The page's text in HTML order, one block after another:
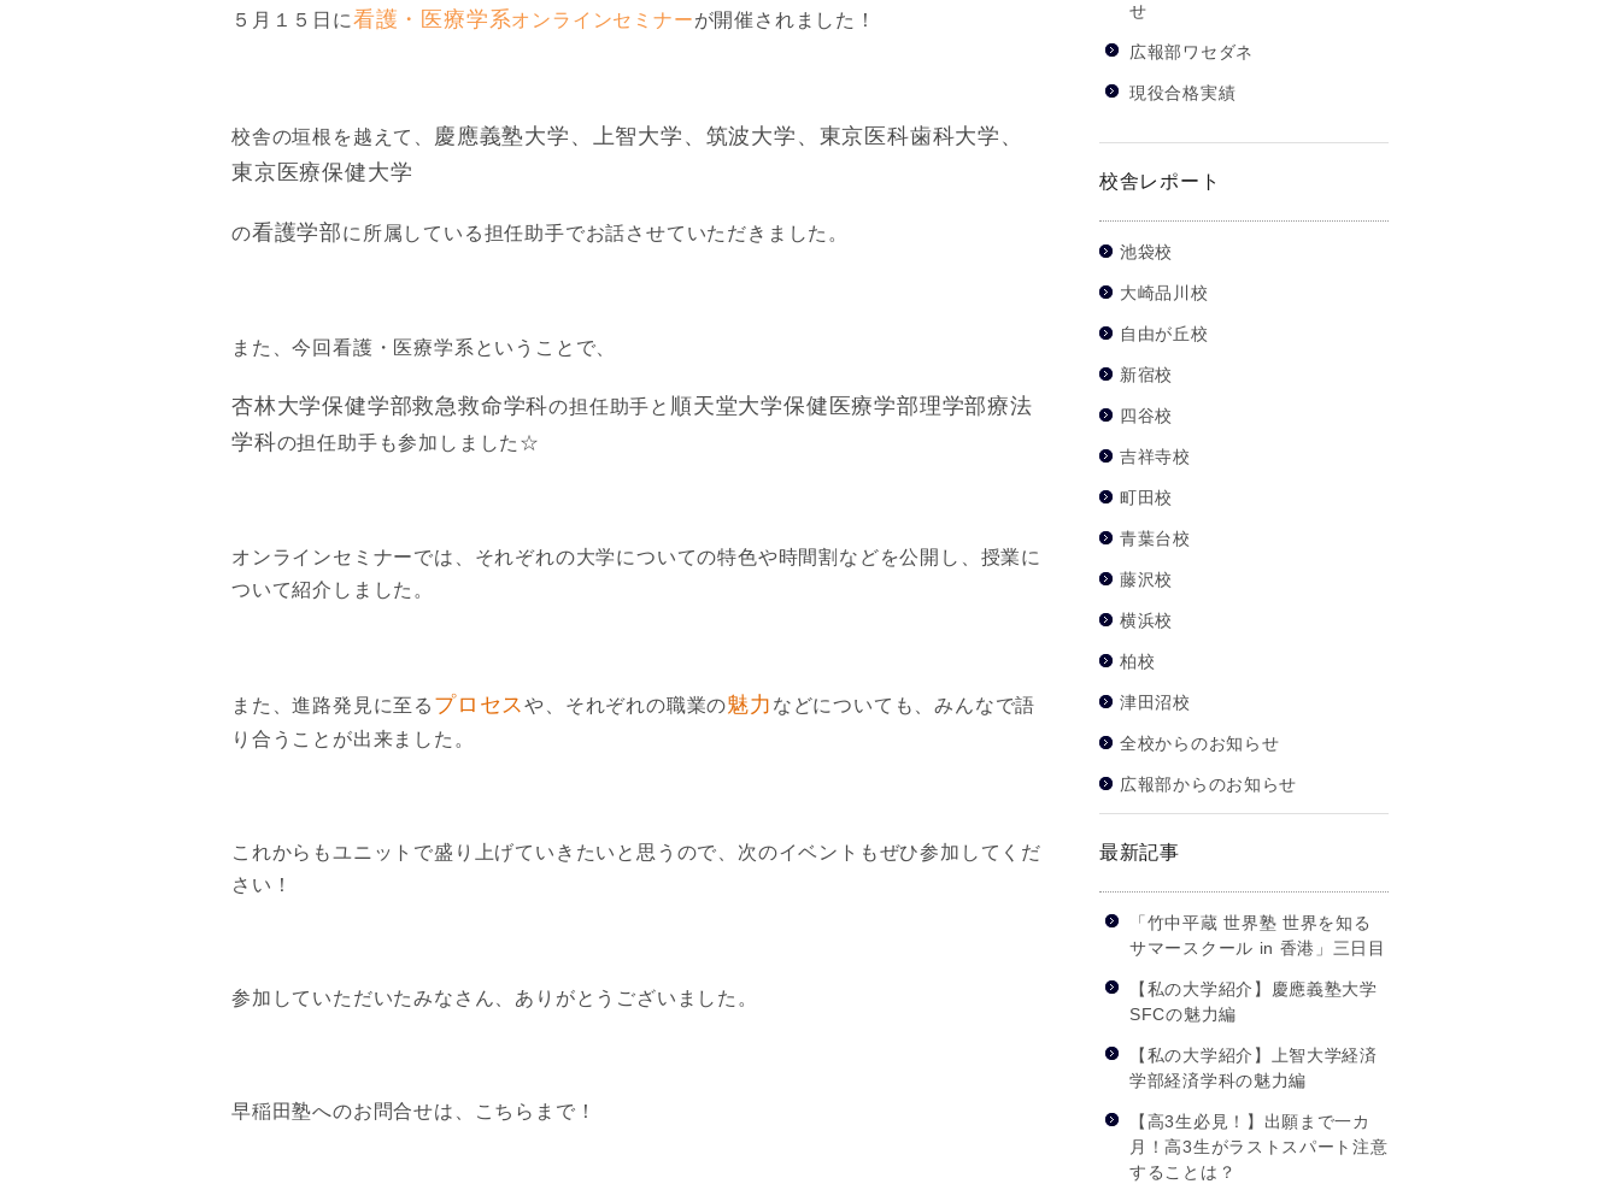
５月１５日に看護・医療学系オンラインセミナーが開催されました！
校舎の垣根を越えて、
慶應義塾大学、上智大学、筑波大学、東京医科歯科大学、
東京医療保健大学
の看護学部に所属している担任助手でお話させていただきました。
また、今回看護・医療学系ということで、
杏林大学保健学部救急救命学科の担任助手と 順天堂大学保健医療学部理学部療法
学科の担任助手も参加しました☆
オンラインセミナーでは、それぞれの大学についての特色や時間割などを公開し、授業に
ついて紹介しました。
また、進路発見に至る プロセスや、それぞれの職業の魅力 などについても、みんなで語
り合うことが出来ました。
これからもユニットで盛り上げていきたいと思うので、次のイベントもぜひ参加してくだ
さい！
参加していただいたみなさん、ありがとうございました。
早稲田塾へのお問合せは、こちらまで！
せ
広報部ワセダネ
現役合格実績
校舎レポート
池袋校
大崎品川校
自由が丘校
新宿校
四谷校
吉祥寺校
町田校
青葉台校
藤沢校
横浜校
柏校
津田沼校
全校からのお知らせ
広報部からのお知らせ
最新記事
「竹中平蔵 世界塾 世界を知る
サマースクール in 香港」三日目
【私の大学紹介】慶應義塾大学
SFCの魅力編
【私の大学紹介】上智大学経済
学部経済学科の魅力編
【高3生必見！】出願まで一カ
月！高3生がラストスパート注意
することは？